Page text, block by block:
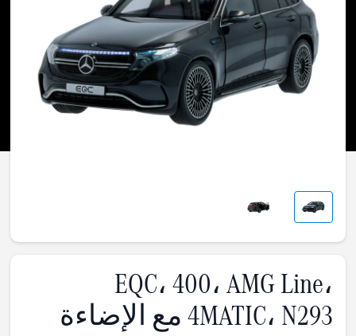
EQC، 400، AMG Line،
4MATIC، N293 مع الإضاءة